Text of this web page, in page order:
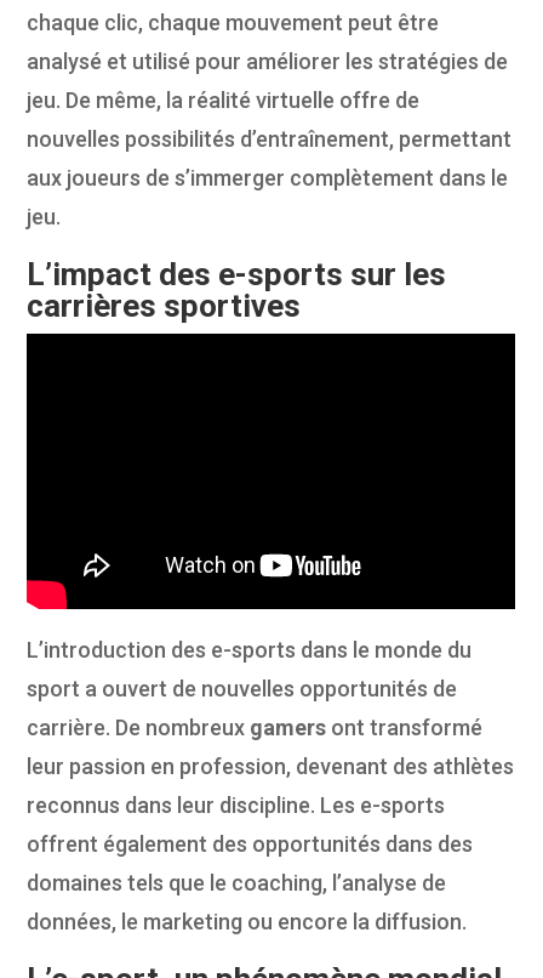
chaque clic, chaque mouvement peut être
analysé et utilisé pour améliorer les stratégies de
jeu. De même, la réalité virtuelle offre de
nouvelles possibilités d’entraînement, permettant
aux joueurs de s’immerger complètement dans le
jeu.
L’impact des e-sports sur les
carrières sportives
L’introduction des e-sports dans le monde du
sport a ouvert de nouvelles opportunités de
carrière. De nombreux gamers ont transformé
leur passion en profession, devenant des athlètes
reconnus dans leur discipline. Les e-sports
offrent également des opportunités dans des
domaines tels que le coaching, l’analyse de
données, le marketing ou encore la diffusion.